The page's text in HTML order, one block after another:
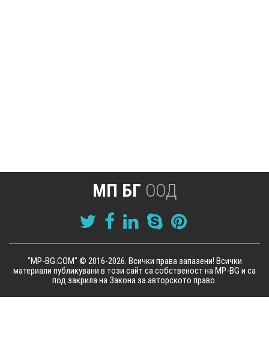
МП БГ ООД
"MP-BG.COM" © 2016-2026. Всички права запазени! Всички
материали публикувани в този сайт са собственост на MP-BG и са
под закрила на Закона за авторското право.